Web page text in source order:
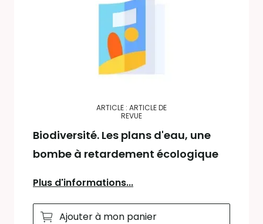
ARTICLE : ARTICLE DE
REVUE
Biodiversité. Les plans d'eau, une
bombe à retardement écologique
Plus d'informations...
Ajouter à mon panier